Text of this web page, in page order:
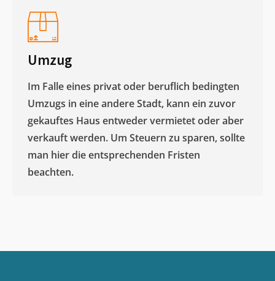
Umzug
Im Falle eines privat oder beruflich bedingten
Umzugs in eine andere Stadt, kann ein zuvor
gekauftes Haus entweder vermietet oder aber
verkauft werden. Um Steuern zu sparen, sollte
man hier die entsprechenden Fristen
beachten.